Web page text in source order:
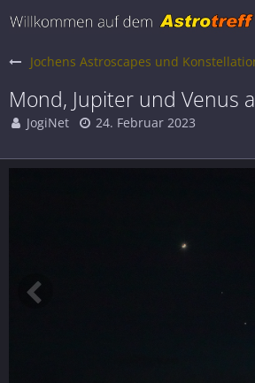
Jochens Astroscapes und
Mond, Jupiter und Venus
JogiNet 24. Februar 2023